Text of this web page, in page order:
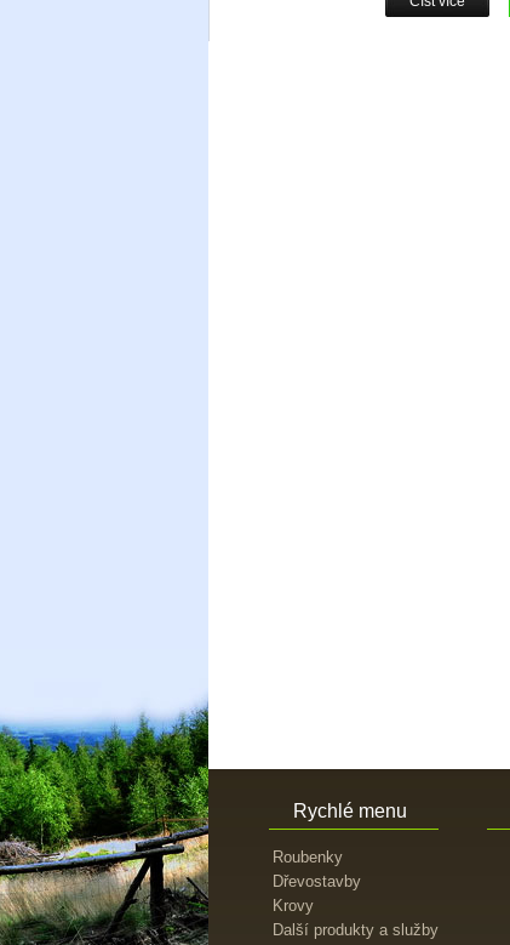
Rychlé menu
Roubenky
Dřevostavby
Krovy
Další produkty a služby